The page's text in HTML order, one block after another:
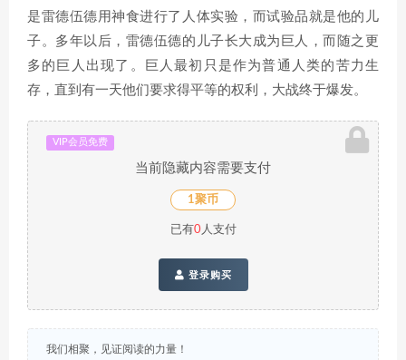
是雷德伍德用神食进行了人体实验，而试验品就是他的儿
子。多年以后，雷德伍德的儿子长大成为巨人，而随之更
多的巨人出现了。巨人最初只是作为普通人类的苦力生
存，直到有一天他们要求得平等的权利，大战终于爆发。
VIP会员免费
当前隐藏内容需要支付
1聚币
已有0人支付
登录购买
我们相聚，见证阅读的力量！